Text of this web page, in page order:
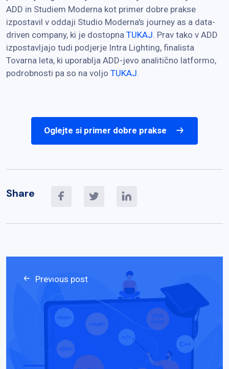
ADD in Studiem Moderna kot primer dobre prakse
izpostavil v oddaji Studio Moderna's journey as a data-
driven company, ki je dostopna TUKAJ . Prav tako v ADD
izpostavljajo tudi podjerje Intra Lighting, finalista
Tovarna leta, ki uporablja ADD-jevo analitično latformo,
podrobnosti pa so na voljo TUKAJ
Oglejte si primer dobre prakse
Share
Previous post